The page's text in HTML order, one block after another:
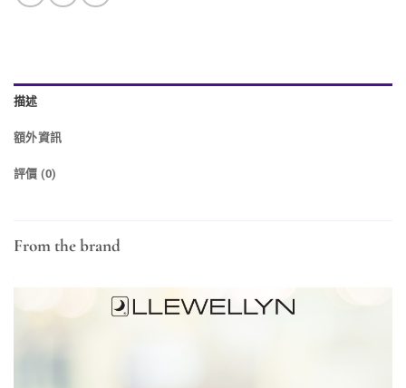
描述
額外資訊
評價 (0)
From the brand